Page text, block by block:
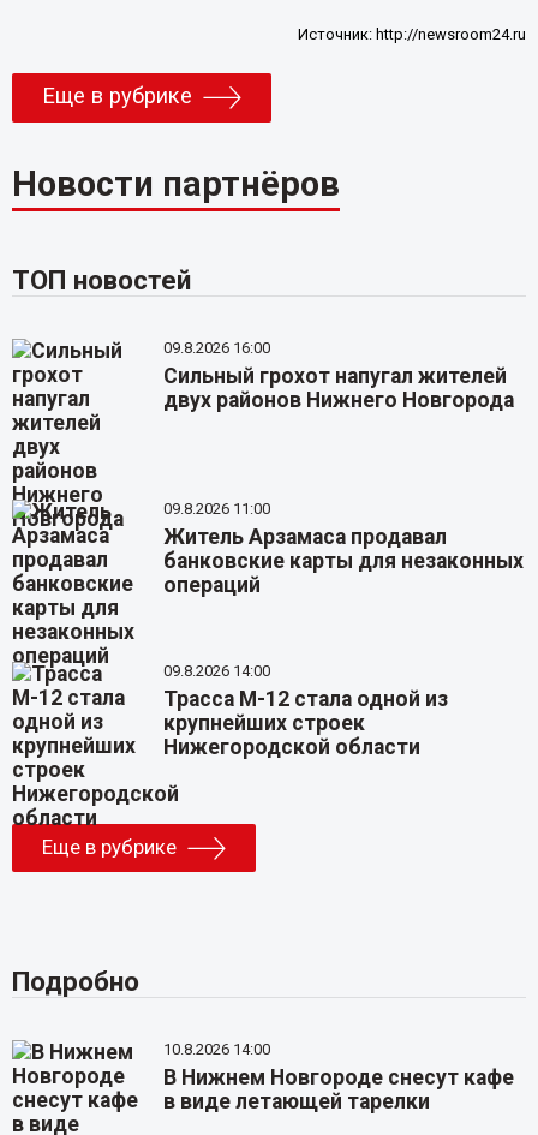
Источник: http://newsroom24.ru
Еще в рубрике
Новости партнёров
ТОП новостей
09.8.2026 16:00
Сильный грохот напугал жителей
двух районов Нижнего Новгорода
09.8.2026 11:00
Житель Арзамаса продавал
банковские карты для незаконных
операций
09.8.2026 14:00
Трасса М-12 стала одной из
крупнейших строек
Нижегородской области
Еще в рубрике
Подробно
10.8.2026 14:00
В Нижнем Новгороде снесут кафе
в виде летающей тарелки